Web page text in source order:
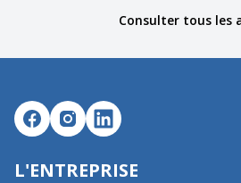
Consulter tous les
L'ENTREPRISE